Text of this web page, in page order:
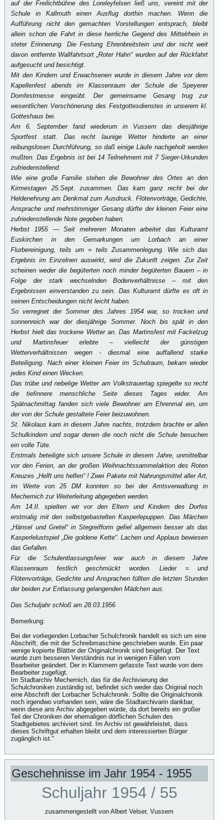
auf der Freilichtbühne des Loreleyfelsen ließ uns, vereint mit der
Schule in Kallmuth einen Ausflug dorthin machen. Wenn die
Aufführung nicht den gemachten Vorstellungen entsprach, bleibt
allein schon die Fahrt in diese herrliche Gegend des Mittelrhein in
steter Erinnerung. Die Festung Ehrenbreitstein und der nicht weit
davon entfernte Wallfahrtsort „Roter Hahn“ wurden auf der Rückfahrt
aufgesucht und besichtigt.
Mit den Kindern und Erwachsenen wurde in diesem Jahre vor dem
Kapellenfest abends im Klassenraum der Schule die Speyerer
Domfestmesse eingeübt. Der gemeinsame Gesang trug zur
wesentlichen Verschönerung des Festgottesdienstes in unserem kl.
Gotteshaus bei.
Am 6. September fand wiederum in Vussem das diesjährige
Sportfest statt. Das recht launige Wetter hinderte an einer
reibungslosen Durchführung, so daß einige Läufe nachgeholt werden
mußten. Das Ergebnis ist bei 14 Teilnehmern mit 7 Sieger-Urkunden
zufriedenstellend.
Wie eine große Familie stehen die Bewohner des Ortes an den
Kirmestagen 25.Sept. zusammen. Das kam ganz recht bei der
Heldenehrung am Denkmal zum Ausdruck. Flötenvorträge, Gedichte,
Ansprache und mehrstimmiger Gesang dürfte der kleinen Feier eine
zufriedenstellende Note gegeben haben.
Herbst 1955 — Seit mehreren Monaten arbeitet das Kulturamt
Euskirchen in den Gemarkungen um Lorbach an einer
Flurbereinigung, teils um = teils Zusammenlegung. Wie sich das
Ergebnis im Einzelnen auswirkt, wird die Zukunft zeigen. Zur Zeit
scheinen weder die begüterten noch minder begüterten Bauern – in
Folge der stark wechselnden Bodenverhältnisse – mit den
Ergebnissen einverstanden zu sein. Das Kulturamt dürfte es oft in
seinen Entscheidungen nicht leicht haben.
So verregnet der Sommer des Jahres 1954 war, so trocken und
sonnenreich war der diesjährige Sommer. Noch bis spät in den
Herbst hielt das trockene Wetter an. Das Martinsfest mit Fackelzug
und Martinsfeuer erlebte – vielleicht der günstigen
Wetterverhältnissen wegen - diesmal eine auffallend starke
Beteiligung. Nach einer kleinen Feier im Schulraum, bekam wieder
jedes Kind einen Wecken.
Das trübe und nebelige Wetter am Volkstrauertag spiegelte so recht
die tiefinnere menschliche Seite dieses Tages wider. Am
Spätnachmittag fanden sich viele Bewohner am Ehrenmal ein, um
der von der Schule gestaltete Feier beizuwohnen.
St. Nikolaus kam in diesem Jahre nachts, trotzdem brachte er allen
Schulkindern und sogar denen die noch nicht die Schule besuchen
ein volle Tüte.
Erstmals beteiligte sich unsere Schule in diesem Jahre, unmittelbar
vor den Ferien, an der großen Weihnachtssammelaktion des Roten
Kreuzes „Helft uns helfen“ ! Zwei Pakete mit Nahrungsmittel aller Art,
im Werte von 25 DM konnten so bei der Amtsverwaltung in
Mechernich zur Weiterleitung abgegeben werden.
Am 14.II. spielten wir vor den Eltern und Kindern des Dorfes
erstmalig mit den selbstgebastelten Kasperlepuppen. Das Märchen
„Hänsel und Gretel“ in Stegreifform gefiel allgemein besser als das
Kasperlelustspiel „Die goldene Kette“. Lachen und Applaus bewiesen
das Gefallen.
Für die Schulentlassungsfeier war auch in diesem Jahre
Klassenraum festlich geschmückt worden. Lieder = und
Flötenvorträge, Gedichte und Ansprachen füllten die letzten Stunden
der beiden zur Entlassung gelangenden Mädchen aus.
Das Schuljahr schloß am 28.03.1956
Bemerkung:
Bei der vorliegenden Lorbacher Schulchronik handelt es sich um eine
Abschrift, die mit der Schreibmaschine geschrieben wurde. Ein paar
wenige kopierte Blätter der Originalchronik sind beigefügt. Der Text
wurde zum besseren Verständnis nur in wenigen Fällen vom
Bearbeiter geändert. Der in Klammern gefasste Text wurde von dem
Bearbeiter zugefügt.
Im Stadtarchiv Mechernich, das für die Archivierung der
Schulchroniken zuständig ist, befindet sich weder das Original noch
eine Abschrift der Lorbacher Schulchronik. Sollte die Originalchronik
noch irgendwo vorhanden sein, wäre die Stadtarchivarin dankbar,
wenn diese ans Archiv abgegeben würde, da dort bereits ein großer
Teil der Chroniken der ehemaligen dörflichen Schulen des
Stadtgebietes archiviert sind. Im Archiv ist gewährleistet, dass
dieses Schriftgut erhalten bleibt und dem interessierten Bürger
zugänglich ist."
Geschehnisse im Jahr 1954 - 1955
Schuljahr 1954 / 55
zusammengestellt von Albert Velser, Vussem